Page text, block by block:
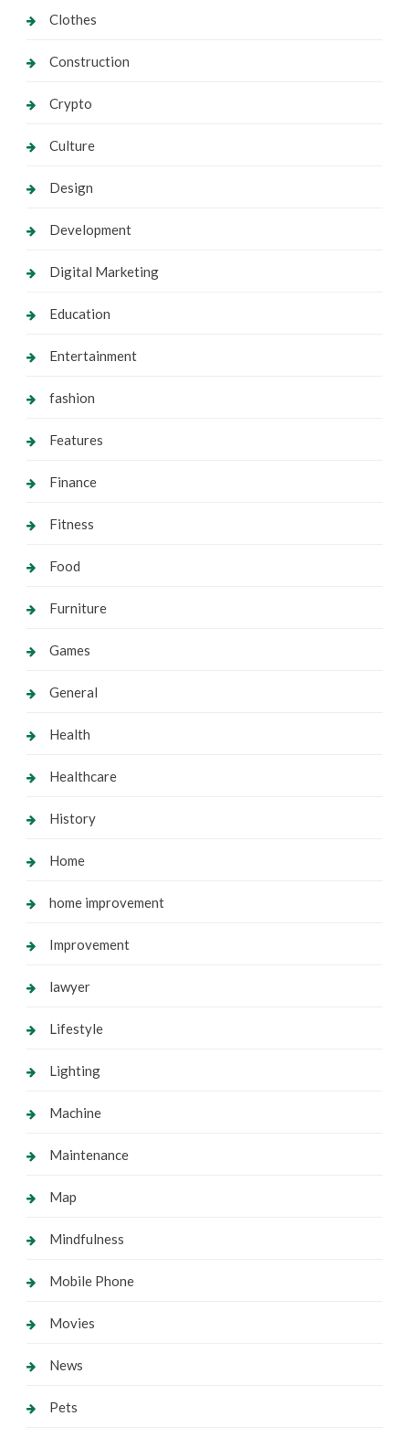
Clothes
Construction
Crypto
Culture
Design
Development
Digital Marketing
Education
Entertainment
fashion
Features
Finance
Fitness
Food
Furniture
Games
General
Health
Healthcare
History
Home
home improvement
Improvement
lawyer
Lifestyle
Lighting
Machine
Maintenance
Map
Mindfulness
Mobile Phone
Movies
News
Pets